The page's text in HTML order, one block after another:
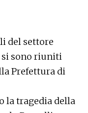
del settore
sono riuniti
Prefettura di
la tragedia della